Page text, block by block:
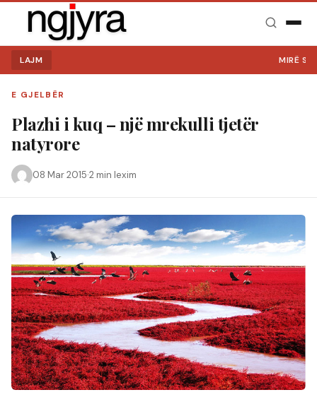
LAJM MIRË SE
E GJELBËR
Plazhi i kuq – një mrekulli tjetër
natyrore
08 Mar 2015·2 min lexim